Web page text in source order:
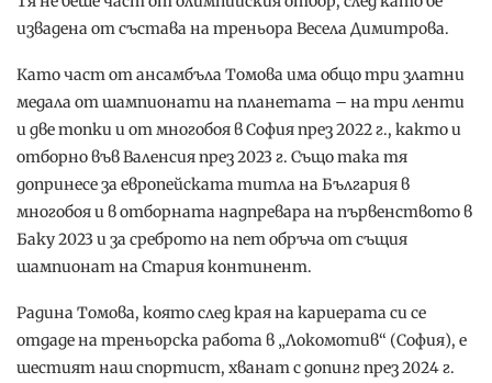
извадена от състава на треньора Весела Димитрова.
Като част от ансамбъла Томова има общо три златни
медала от шампионати на планетата – на три ленти
и две топки и от многобоя в София през 2022 г., както и
отборно във Валенсия през 2023 г. Също така тя
допринесе за европейската титла на България в
многобоя и в отборната надпревара на първенството в
Баку 2023 и за среброто на пет обръча от същия
шампионат на Стария континент.
Радина Томова, която след края на кариерата си се
отдаде на треньорска работа в „Локомотив“ (София), е
шестият наш спортист, хванат с допинг през 2024 г.